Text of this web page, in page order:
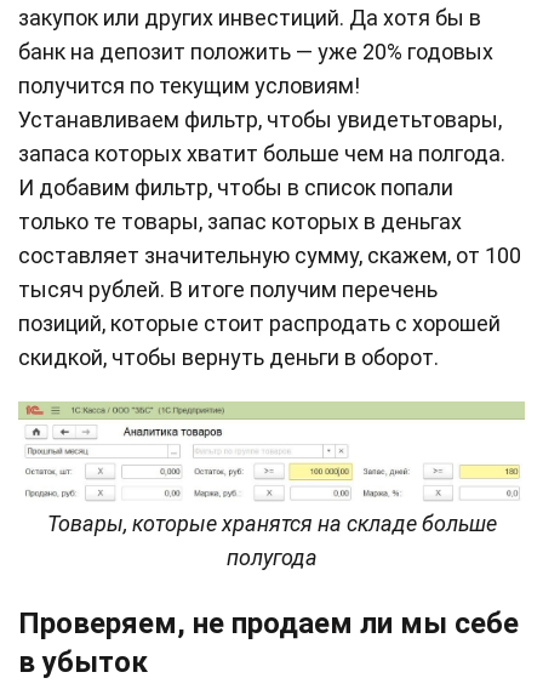
закупок или других инвестиций. Да хотя бы в
банк на депозит положить — уже 20% годовых
получится по текущим условиям!
Устанавливаем фильтр, чтобы увидетьтовары,
запаса которых хватит больше чем на полгода.
И добавим фильтр, чтобы в список попали
только те товары, запас которых в деньгах
составляет значительную сумму, скажем, от 100
тысяч рублей. В итоге получим перечень
позиций, которые стоит распродать с хорошей
скидкой, чтобы вернуть деньги в оборот.
Товары, которые хранятся на складе больше
полугода
Проверяем, не продаем ли мы себе
в убыток